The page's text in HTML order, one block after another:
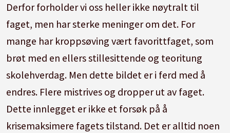
Derfor forholder vi oss heller ikke nøytralt til
faget, men har sterke meninger om det. For
mange har kroppsøving vært favorittfaget, som
brøt med en ellers stillesittende og teoritung
skolehverdag. Men dette bildet er i ferd med å
endres. Flere mistrives og dropper ut av faget.
Dette innlegget er ikke et forsøk på å
krisemaksimere fagets tilstand. Det er alltid noen